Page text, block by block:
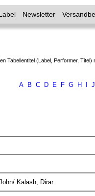
Newsletter
Tabellentitel (Label, Performer,
A B C D E F G H J
Kalash, Dirar